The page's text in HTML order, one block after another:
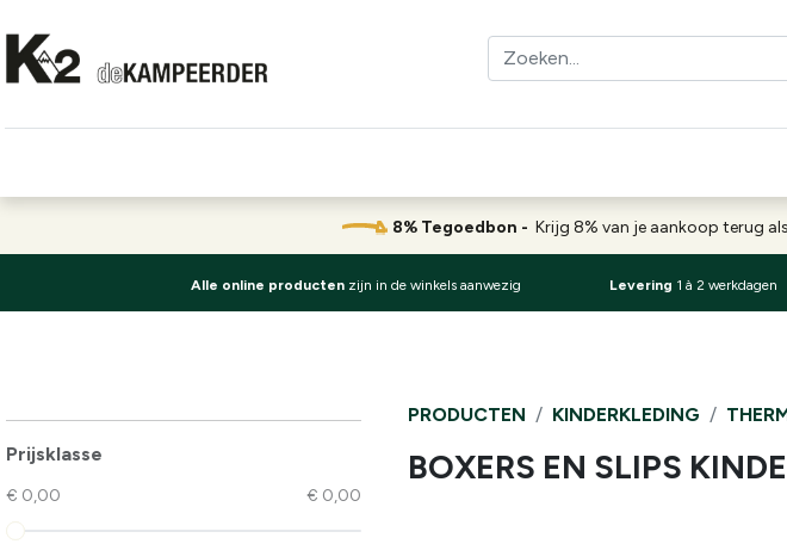
8% Tegoedbon - Krijg 8% van je aankoop terug
Alle online producten zijn in de winkels aanwezig Levering 1 à 2 werkdagen
Prijsklasse
€ 0,00 € 0,00
PRODUCTEN KINDERKLEDING
BOXERS EN SLIPS